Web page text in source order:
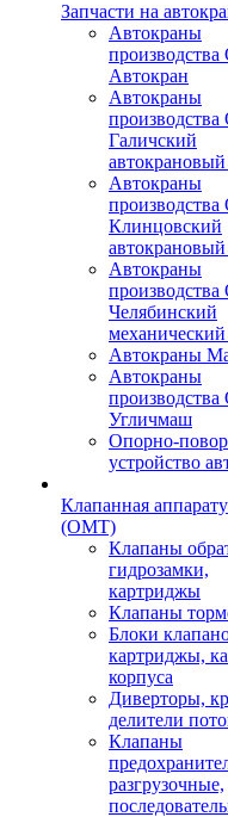
Запчасти на
Автокраны
Автокран
Автокраны
Галичский
автокрановый
Автокраны
Клинцовский
автокрановый
Автокраны
Челябинский
механический
Автокраны
Автокраны
Угличмаш
Опорно-
устройство
Клапанная
(OMT)
Клапаны
гидрозамки,
картриджы
Клапаны
Блоки
картриджы,
корпуса
Диверторы,
делители
Клапаны
разгрузочные,